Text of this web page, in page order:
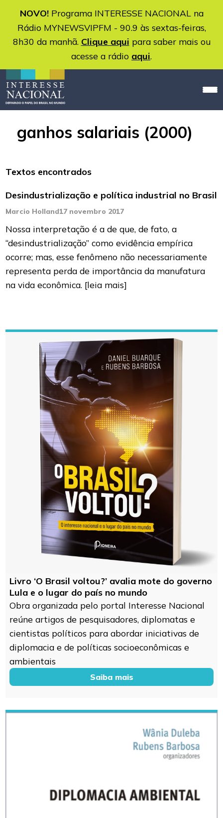
NOVO!Programa INTERESSE NACIONAL na
Rádio MYNEWSVIPFM - 90.9 às sextas-feiras,
8h30 da manhã. Clique aqui para saber mais ou
acesse a rádio aqui.
ganhos salariais (2000)
Textos encontrados
Desindustrialização e política industrial no Brasil
Marcio Holland17 novembro 2017
Nossa interpretação é a de que, de fato, a
“desindustrialização” como evidência empírica
ocorre; mas, esse fenômeno não necessariamente
representa perda de importância da manufatura
na vida econômica. [leia mais]
Livro ‘O Brasil voltou?’ avalia mote do governo
Lula e o lugar do país no mundo
Obra organizada pelo portal Interesse Nacional
reúne artigos de pesquisadores, diplomatas e
cientistas políticos para abordar iniciativas de
diplomacia e de políticas socioeconômicas e
ambientais
Saiba mais